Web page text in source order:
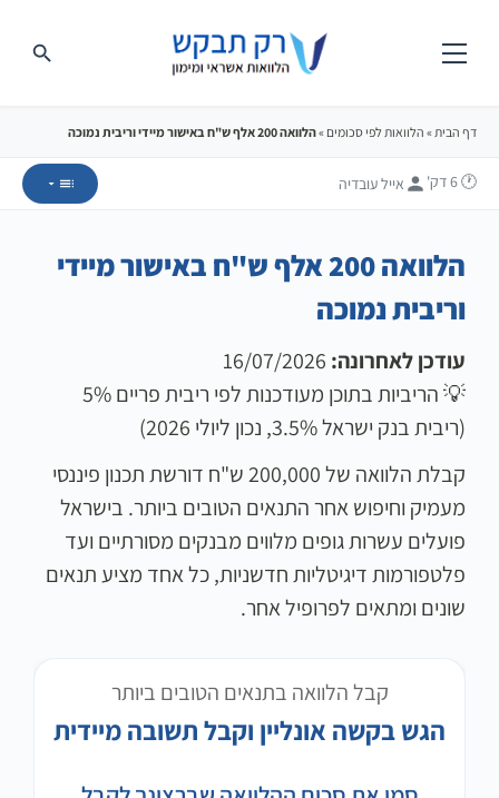
דף הבית» הלוואות לפי סכומים »הלוואה 200 אלף ש"ח באישור מיידי וריבית נמוכה
🕐 6 דק' אייל עובדיה
הלוואה 200 אלף ש"ח באישור מיידי
וריבית נמוכה
עודכן לאחרונה:
💡 הריביות בתוכן מעודכנות לפי ריבית פריים 5%
(ריבית בנק ישראל 3.5%, נכון ליולי 2026)
קבלת הלוואה של 200,000 ש"ח דורשת תכנון פיננסי
מעמיק וחיפוש אחר התנאים הטובים ביותר. בישראל
פועלים עשרות גופים מלווים מבנקים מסורתיים ועד
פלטפורמות דיגיטליות חדשניות, כל אחד מציע תנאים
שונים ומתאים לפרופיל אחר.
קבל הלוואה בתנאים הטובים ביותר
הגש בקשה אונליין וקבל תשובה מיידית